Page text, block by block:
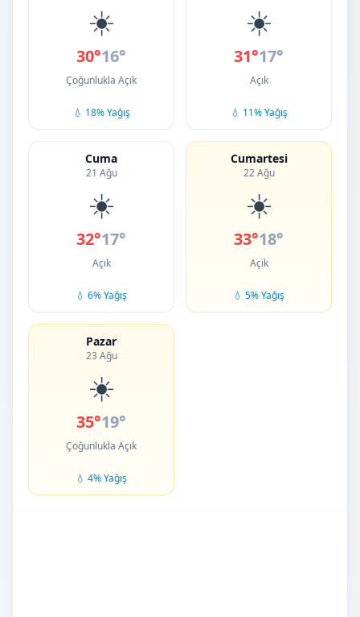
☀️
30°16°
Çoğunlukla Açık
💧 18% Yağış
☀️
31°17°
Açık
💧 11% Yağış
Cuma
21 Ağu
☀️
32°17°
Açık
💧 6% Yağış
Cumartesi
22 Ağu
☀️
33°18°
Açık
💧 5% Yağış
Pazar
23 Ağu
☀️
35°19°
Çoğunlukla Açık
💧 4% Yağış